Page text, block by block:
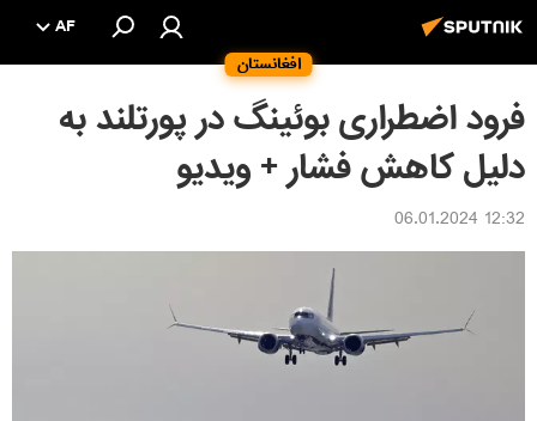
افغانستان
AF
فرود اضطراری بوئینگ در پورتلند به
دلیل کاهش فشار + ویدیو
12:32 06.01.2024